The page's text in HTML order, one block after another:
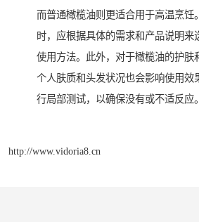
而普通橄榄油则更适合用于高温烹饪
时，应根据具体的需求和产品说明来
使用方法。此外，对于橄榄油的护肤
个人肤质和头发状况也会影响使用效
行局部测试，以确保没有或不适反应。
http://www.vidoria8.cn